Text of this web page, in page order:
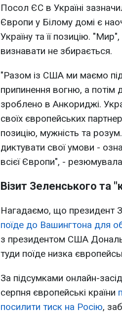
Посол ЄС в Україні
Європи у Білому домі є
Україну та її позицію.
визнавати не збирається.
"Разом із США ми маємо
припинення вогню, а потім
зроблено в Анкориджі.
своїх європейських
позицію, мужність та
диктувати свої умови -
всієї Європи", -
Візит Зеленського та
Нагадаємо, що президент
поїде до Вашингтона для
з президентом США
туди поїде низка
За підсумками онлайн-
серпня європейські країни
посилити тиск на Росію,